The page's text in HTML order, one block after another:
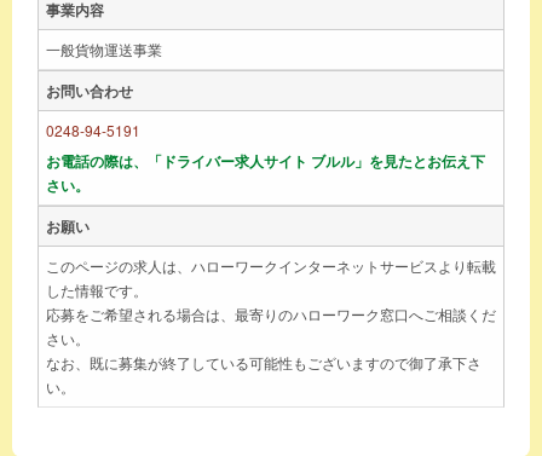
事業内容
一般貨物運送事業
お問い合わせ
0248-94-5191
お電話の際は、「ドライバー求人サイト ブルル」を見たとお伝え下
さい。
お願い
このページの求人は、ハローワークインターネットサービスより転載
した情報です。
応募をご希望される場合は、最寄りのハローワーク窓口へご相談くだ
さい。
なお、既に募集が終了している可能性もございますので御了承下さ
い。